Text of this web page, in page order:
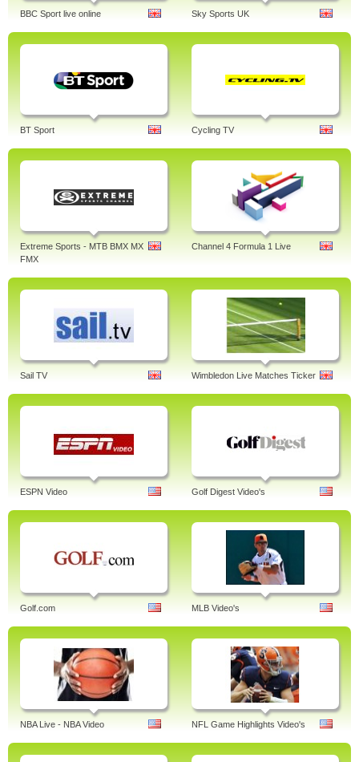
BBC Sport live online Sky Sports UK
BT Sport Cycling TV
Extreme Sports - MTB BMX MX
FMX
Channel 4 Formula 1 Live
Sail TV Wimbledon Live Matches Ticker
ESPN Video Golf Digest Video's
Golf.com MLB Video's
NBA Live - NBA Video NFL Game Highlights Video's